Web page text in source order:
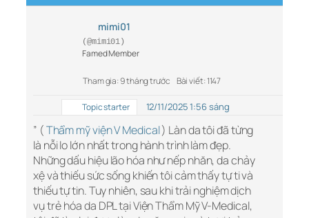
mimi01
(@mimi01)
Famed Member
Tham gia: 9 tháng trước Bài viết: 1147
Topic starter 12/11/2025 1:56 sáng
” (Thẩm mỹ viện V Medical) Làn da tôi đã từng
là nỗi lo lớn nhất trong hành trình làm đẹp.
Những dấu hiệu lão hóa như nếp nhăn, da chảy
xệ và thiếu sức sống khiến tôi cảm thấy tự ti và
thiếu tự tin. Tuy nhiên, sau khi trải nghiệm dịch
vụ trẻ hóa da DPL tại Viện Thẩm Mỹ V-Medical,